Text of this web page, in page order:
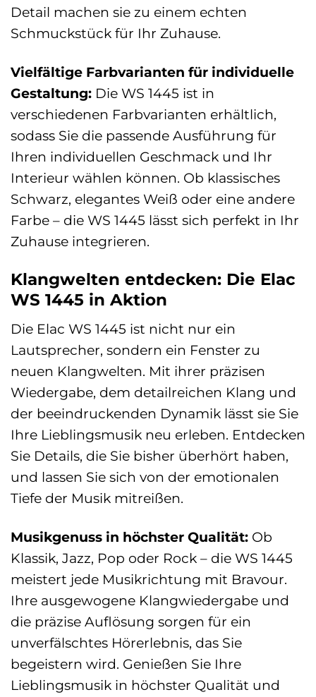
Detail machen sie zu einem echten
Schmuckstück für Ihr Zuhause.
Vielfältige Farbvarianten für individuelle
Gestaltung: Die WS 1445 ist in
verschiedenen Farbvarianten erhältlich,
sodass Sie die passende Ausführung für
Ihren individuellen Geschmack und Ihr
Interieur wählen können. Ob klassisches
Schwarz, elegantes Weiß oder eine andere
Farbe – die WS 1445 lässt sich perfekt in Ihr
Zuhause integrieren.
Klangwelten entdecken: Die Elac
WS 1445 in Aktion
Die Elac WS 1445 ist nicht nur ein
Lautsprecher, sondern ein Fenster zu
neuen Klangwelten. Mit ihrer präzisen
Wiedergabe, dem detailreichen Klang und
der beeindruckenden Dynamik lässt sie Sie
Ihre Lieblingsmusik neu erleben. Entdecken
Sie Details, die Sie bisher überhört haben,
und lassen Sie sich von der emotionalen
Tiefe der Musik mitreißen.
Musikgenuss in höchster Qualität: Ob
Klassik, Jazz, Pop oder Rock – die WS 1445
meistert jede Musikrichtung mit Bravour.
Ihre ausgewogene Klangwiedergabe und
die präzise Auflösung sorgen für ein
unverfälschtes Hörerlebnis, das Sie
begeistern wird. Genießen Sie Ihre
Lieblingsmusik in höchster Qualität und